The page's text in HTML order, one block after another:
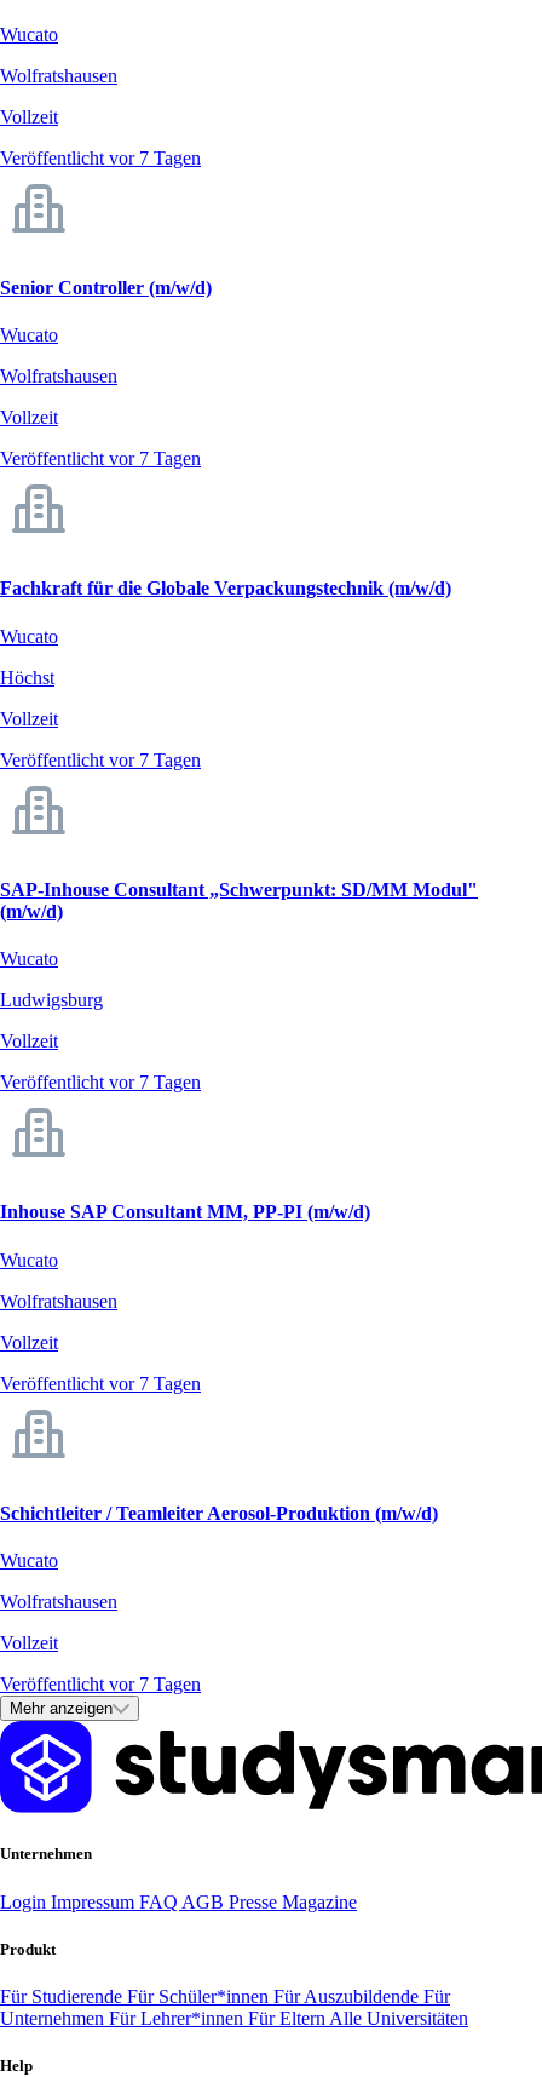
Wucato
Wolfratshausen
Vollzeit
Veröffentlicht vor 7 Tagen
Senior Controller (m/w/d)
Wucato
Wolfratshausen
Vollzeit
Veröffentlicht vor 7 Tagen
Fachkraft für die Globale Verpackungstechnik (m/w/d)
Wucato
Höchst
Vollzeit
Veröffentlicht vor 7 Tagen
SAP-Inhouse Consultant „Schwerpunkt: SD/MM Modul"
(m/w/d)
Wucato
Ludwigsburg
Vollzeit
Veröffentlicht vor 7 Tagen
Inhouse SAP Consultant MM, PP-PI (m/w/d)
Wucato
Wolfratshausen
Vollzeit
Veröffentlicht vor 7 Tagen
Schichtleiter / Teamleiter Aerosol-Produktion (m/w/d)
Wucato
Wolfratshausen
Vollzeit
Veröffentlicht vor 7 Tagen
Mehr anzeigen
Unternehmen
Login Impressum FAQ AGB Presse Magazine
Produkt
Für Studierende Für Schüler*innen Für Auszubildende Für
Unternehmen Für Lehrer*innen Für Eltern Alle Universitäten
Help